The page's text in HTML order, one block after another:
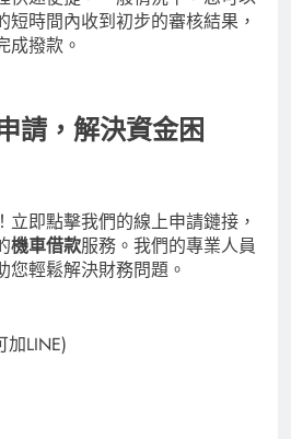
短時間內收到初步的審核結果，
成撥款。
請，解決資金困
即點擊我們的線上申請鏈接，
機車借款服務。我們的專業人員
輕鬆解決財務問題。
LINE)